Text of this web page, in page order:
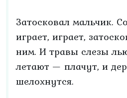
Затосковал мальчик.
играет, играет,
ним. И травы слезы
летают — плачут, и
шелохнутся.